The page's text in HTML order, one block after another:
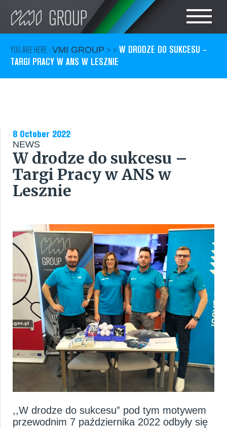
Search
CAN
CARE
SERVICES
HOME
O NAS
KARIERA
AKTUALNOŚCI
YOU ARE HERE : VMI GROUP > >W DRODZE DO SUKCESU –
TARGI PRACY W ANS W LESZNIE
8 October 2022
NEWS
W drodze do sukcesu –
Targi Pracy w ANS w
Lesznie
,,W drodze do sukcesu” pod tym motywem
przewodnim 7 października 2022 odbyły się